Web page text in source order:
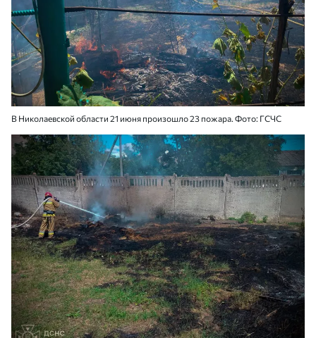
В Николаевской области 21 июня произошло 23 пожара. Фото: ГСЧС